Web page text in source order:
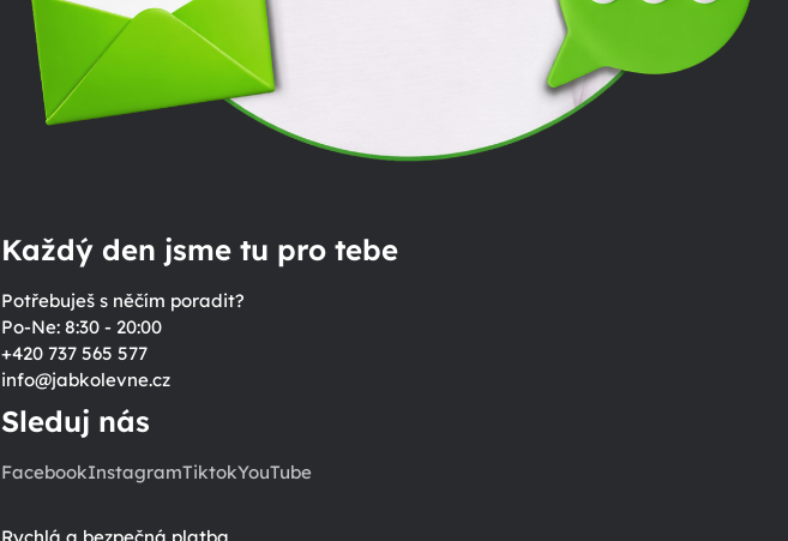
Každý den jsme tu pro tebe
Potřebuješ s něčím poradit?
Po-Ne: 8:30 - 20:00
+420 737 565 577
info@jabkolevne.cz
Sleduj nás
FacebookInstagramTiktokYouTube